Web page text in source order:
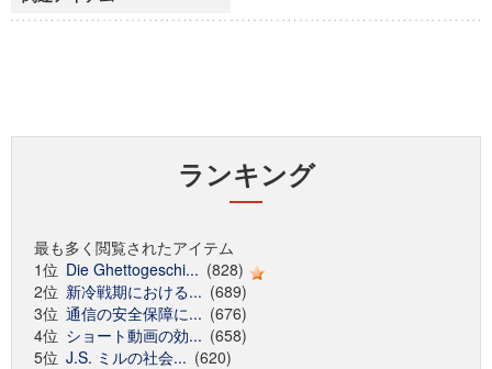
ランキング
最も多く閲覧されたアイテム
1位 Die Ghettogeschi... (828)
2位 新冷戦期における... (689)
3位 通信の安全保障に... (676)
4位 ショート動画の効... (658)
5位 J.S. ミルの社会... (620)